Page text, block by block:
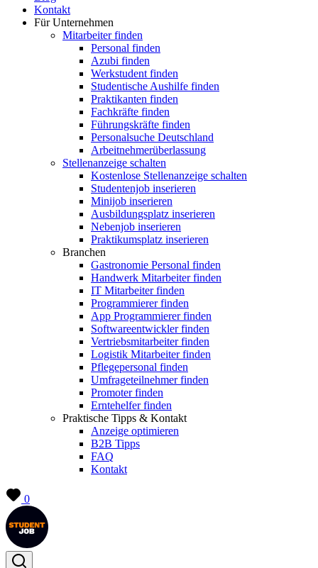
Kontakt
Für Unternehmen
Mitarbeiter finden
Personal finden
Azubi finden
Werkstudent finden
Studentische Aushilfe finden
Praktikanten finden
Fachkräfte finden
Führungskräfte finden
Personalsuche Deutschland
Arbeitnehmerüberlassung
Stellenanzeige schalten
Kostenlose Stellenanzeige schalten
Studentenjob inserieren
Minijob inserieren
Ausbildungsplatz inserieren
Nebenjob inserieren
Praktikumsplatz inserieren
Branchen
Gastronomie Personal finden
Handwerk Mitarbeiter finden
IT Mitarbeiter finden
Programmierer finden
App Programmierer finden
Softwareentwickler finden
Vertriebsmitarbeiter finden
Logistik Mitarbeiter finden
Pflegepersonal finden
Umfrageteilnehmer finden
Promoter finden
Erntehelfer finden
Praktische Tipps & Kontakt
Anzeige optimieren
B2B Tipps
FAQ
Kontakt
0